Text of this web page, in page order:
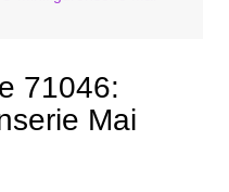
71046:
Mai